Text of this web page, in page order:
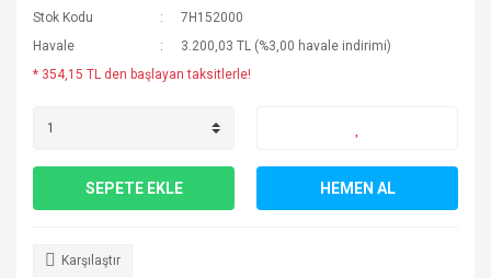
Stok Kodu
7H152000
Havale
3.200,03 TL (%3,00 havale indirimi)
* 354,15 TL den başlayan taksitlerle!
SEPETE EKLE HEMEN AL
Karşılaştır